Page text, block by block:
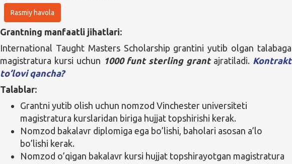
Rasmiy havola
Grantning manfaatli jihatlari:
International Taught Masters Scholarship grantini yutib olgan talabaga
magistratura kursi uchun 1000 funt sterling grantajratiladi. Kontrakt
to’lovi qancha?
Talablar:
Grantni yutib olish uchun nomzod Vinchester universiteti
magistratura kurslaridan biriga hujjat topshirishi kerak.
Nomzod bakalavr diplomiga ega bo’lishi, baholari asosan a’lo
bo’lishi kerak.
Nomzod o’qigan bakalavr kursi hujjat topshirayotgan magistratura